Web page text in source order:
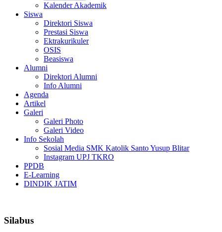
Kalender Akademik
Siswa
Direktori Siswa
Prestasi Siswa
Ektrakurikuler
OSIS
Beasiswa
Alumni
Direktori Alumni
Info Alumni
Agenda
Artikel
Galeri
Galeri Photo
Galeri Video
Info Sekolah
Sosial Media SMK Katolik Santo Yusup Blitar
Instagram UPJ TKRO
PPDB
E-Learning
DINDIK JATIM
Silabus